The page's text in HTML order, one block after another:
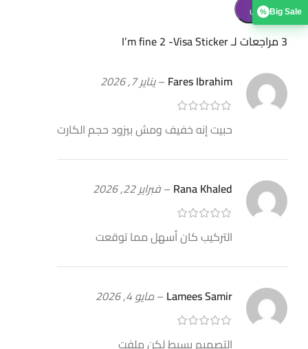
3 مراجعات لـ
I’m fine 2 -Visa Sticker
Fares Ibrahim
–يناير 7, 2026
حبيت إنه خفيف ومش بيزود حجم الكارت
Rana Khaled
–فبراير 22, 2026
التركيب كان أسهل مما توقعت
Lamees Samir
–مايو 4, 2026
التصميم بسيط لكن ملفت
% Big Sale